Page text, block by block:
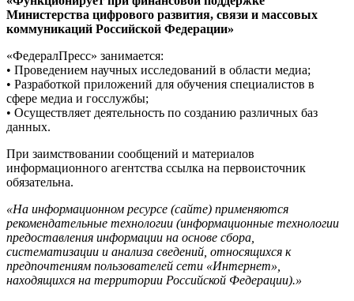
Министерства цифрового развития, связи и массовых
коммуникаций Российской Федерации»
«ФедералПресс» занимается:
• Проведением научных исследований в области медиа;
• Разработкой приложений для обучения специалистов в
сфере медиа и госслужбы;
• Осуществляет деятельность по созданию различных баз
данных.
При заимствовании сообщений и материалов
информационного агентства ссылка на первоисточник
обязательна.
«На информационном ресурсе (сайте) применяются
рекомендательные технологии (информационные технологии
предоставления информации на основе сбора,
систематизации и анализа сведений, относящихся к
предпочтениям пользователей сети «Интернет»,
находящихся на территории Российской Федерации).»